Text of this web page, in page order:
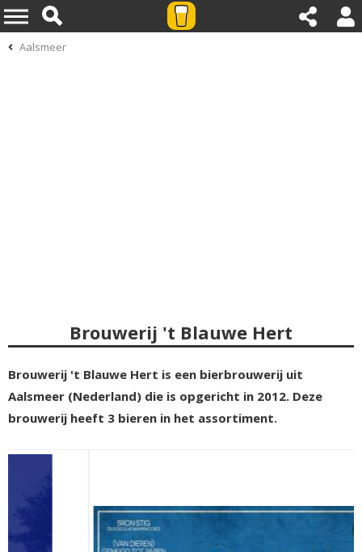
Aalsmeer
Brouwerij 't Blauwe Hert
Brouwerij 't Blauwe Hert is een bierbrouwerij uit
Aalsmeer (Nederland) die is opgericht in 2012. Deze
brouwerij heeft 3 bieren in het assortiment.